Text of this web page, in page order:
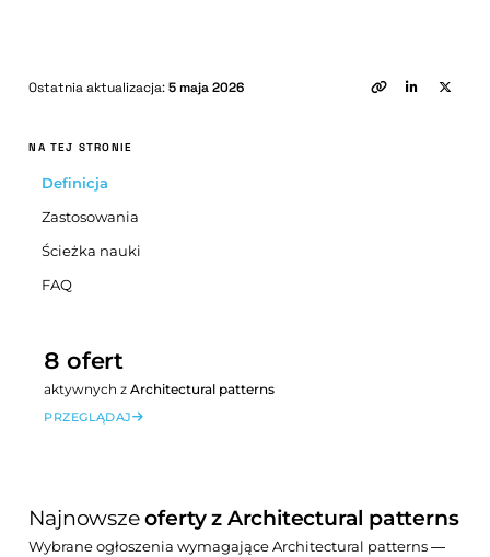
Ostatnia aktualizacja:5 maja 2026
NA TEJ STRONIE
Definicja
Zastosowania
Ścieżka nauki
FAQ
8 ofert
aktywnych zArchitectural patterns
PRZEGLĄDAJ
Najnowszeoferty z Architectural patterns
Wybrane ogłoszenia wymagające Architectural patterns —